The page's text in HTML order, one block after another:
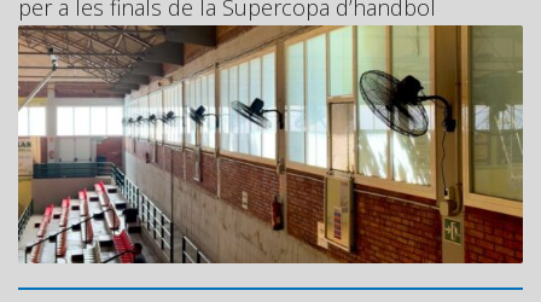
per a les finals de la Supercopa d’handbol